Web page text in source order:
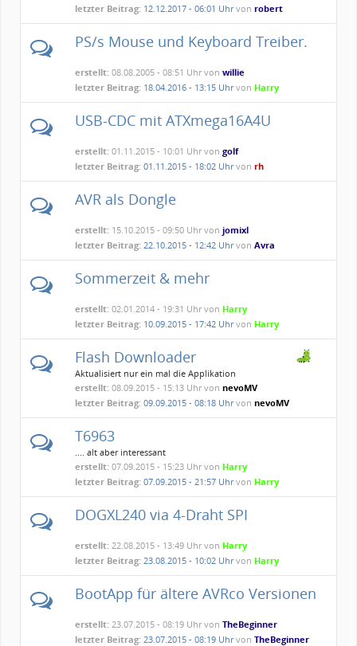
letzter Beitrag: 12.12.2017 - 06:01 Uhrvon robert
PS/s Mouse und Keyboard Treiber.
erstellt:08.08.2005 - 08:51 Uhr von willie
letzter Beitrag: 18.04.2016 - 13:15 Uhrvon Harry
USB-CDC mit ATXmega16A4U
erstellt:01.11.2015 - 10:01 Uhr von golf
letzter Beitrag: 01.11.2015 - 18:02 Uhrvon rh
AVR als Dongle
erstellt:15.10.2015 - 09:50 Uhr von jomixl
letzter Beitrag: 22.10.2015 - 12:42 Uhrvon Avra
Sommerzeit & mehr
erstellt:02.01.2014 - 19:31 Uhr von Harry
letzter Beitrag: 10.09.2015 - 17:42 Uhrvon Harry
Flash Downloader
Aktualisiert nur ein mal die Applikation
erstellt:08.09.2015 - 15:13 Uhr von nevoMV
letzter Beitrag: 09.09.2015 - 08:18 Uhrvon nevoMV
T6963
.... alt aber interessant
erstellt:07.09.2015 - 15:23 Uhr von Harry
letzter Beitrag: 07.09.2015 - 21:57 Uhrvon Harry
DOGXL240 via 4-Draht SPI
erstellt:22.08.2015 - 13:49 Uhr von Harry
letzter Beitrag: 23.08.2015 - 10:02 Uhrvon Harry
BootApp für ältere AVRco Versionen
erstellt:23.07.2015 - 08:19 Uhr von TheBeginner
letzter Beitrag: 23.07.2015 - 08:19 Uhrvon TheBeginner